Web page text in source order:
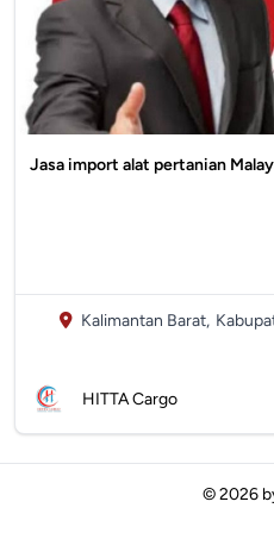
Jasa import alat pertanian
Kalimantan Barat,
HITTA Cargo
© 2026